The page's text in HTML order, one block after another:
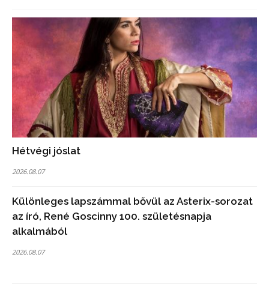
Hétvégi jóslat
2026.08.07
Különleges lapszámmal bővül az Asterix-sorozat
az író, René Goscinny 100. születésnapja
alkalmából
2026.08.07